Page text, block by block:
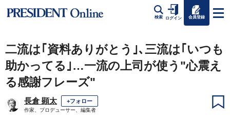
検索 ログイン 会員登録
二流は｢資料ありがとう｣､三流は｢いつも
助かってる｣…一流の上司が使う"心震え
る感謝フレーズ"
長倉 顕太 +フォロー
作家、プロデューサー、編集者